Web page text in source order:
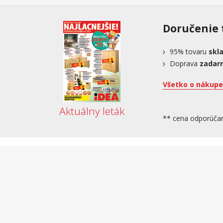
Aktuálny leták
Doručenie
95% tovaru
Doprava
Všetko o nákupe
** cena